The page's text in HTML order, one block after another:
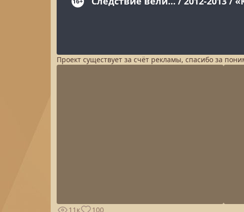
Проект существует за счёт рекламы, спасибо за
11к
100